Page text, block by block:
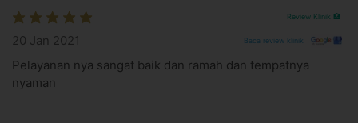
Biaya tambahan untuk tindakan lain dapat diselesaikan
langsung di klinik.
efek samping ringan, seperti sedikit rasa ngilu atau
perdarahan ringan akibat karang gigi yang menumpuk.
Review Klinik 🏥
20 Jan 2021 Baca review klinik
Pelayanan nya sangat baik dan ramah dan tempatnya
nyaman